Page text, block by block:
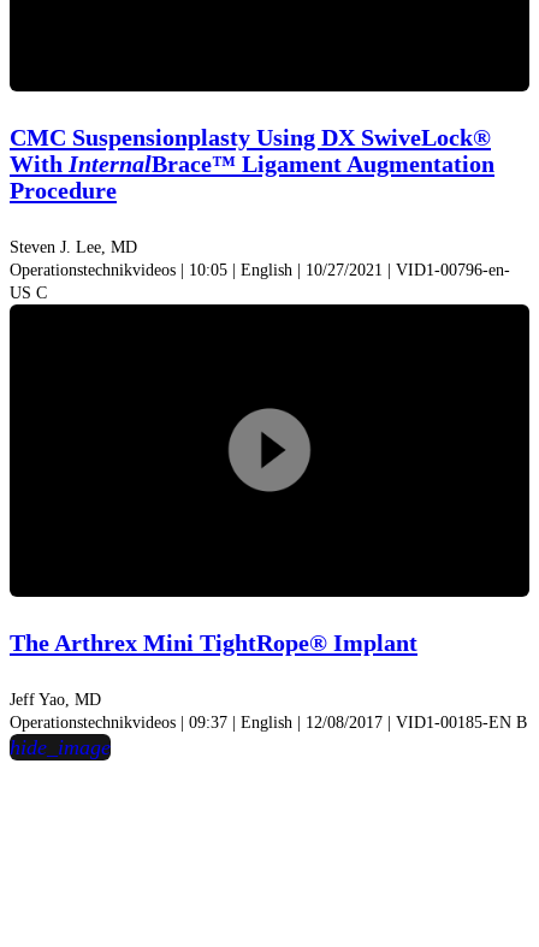
Video
CMC Suspensionplasty Using DX SwiveLock®
With InternalBrace™ Ligament Augmentation
Procedure
Steven J. Lee, MD
Operationstechnikvideos | 10:05 | English | 10/27/2021 | VID1-00796-en-
US C
Play
Video
The Arthrex Mini TightRope® Implant
Jeff Yao, MD
Operationstechnikvideos | 09:37 | English | 12/08/2017 | VID1-00185-EN B
hide_image